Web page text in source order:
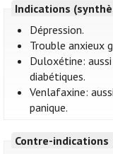
Indications
Dépression.
Trouble anxieux
Duloxétine:
diabétiques.
Venlafaxine:
panique.
Contre-indications